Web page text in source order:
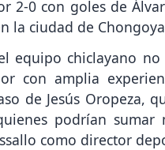
2-0 con goles de
la ciudad de
equipo chiclayano
con amplia
de Jesús Oropeza,
quienes podrían
como director